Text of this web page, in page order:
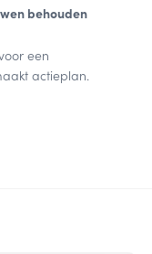
behouden
een
actieplan.